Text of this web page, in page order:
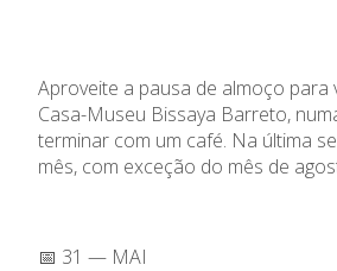
Aproveite a pausa de almoço para
Casa-Museu Bissaya Barreto,
terminar com um café. Na última
mês, com exceção do mês de
📅 31 — MAI